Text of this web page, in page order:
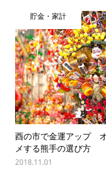
貯金・家計
酉の市で金運アップ
メする熊手の選び方
2018.11.01